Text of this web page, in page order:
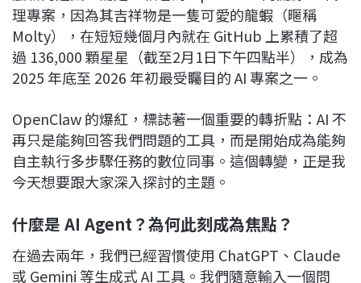
理專案，因為其吉祥物是一隻可愛的龍蝦（暱稱
Molty），在短短幾個月內就在 GitHub 上累積了超
過 136,000 顆星星（截至2月1日下午四點半），成為
2025 年底至 2026 年初最受矚目的 AI 專案之一。
OpenClaw 的爆紅，標誌著一個重要的轉折點：AI 不
再只是能夠回答我們問題的工具，而是開始成為能夠
自主執行多步驟任務的數位同事。這個轉變，正是我
今天想要跟大家深入探討的主題。
什麼是 AI Agent？為何此刻成為焦點？
在過去兩年，我們已經習慣使用 ChatGPT、Claude
或 Gemini 等生成式 AI 工具。我們隨意輸入一個問